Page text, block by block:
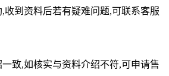
收到资料后若有疑难问题,可联系客服
致,如核实与资料介绍不符,可申请售